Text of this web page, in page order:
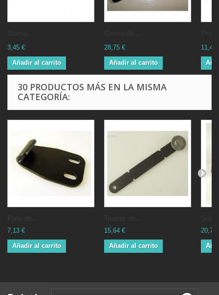
3,45 €
Añadir al carrito
28,75 €
Añadir al carrito
11,44
30 PRODUCTOS MÁS EN LA MISMA
CATEGORÍA:
7,13 €
Añadir al carrito
15,64 €
Añadir al carrito
20,70